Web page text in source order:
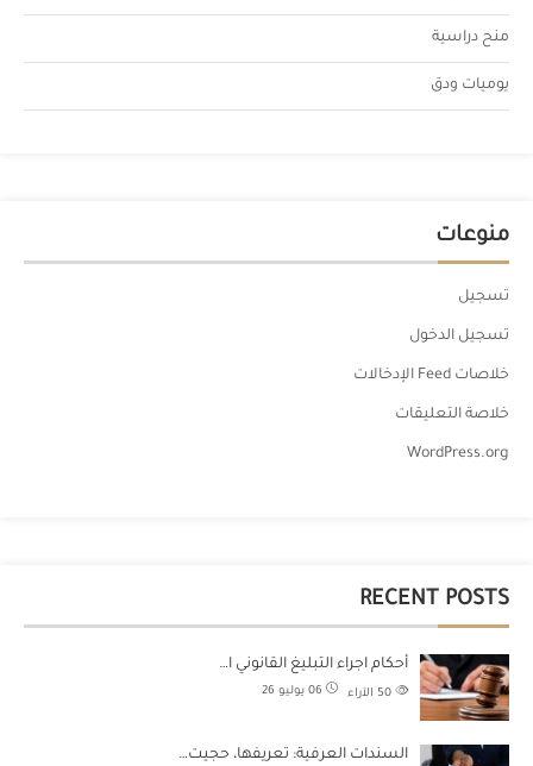
منح دراسية
يوميات ودق
منوعات
تسجيل
تسجيل الدخول
خلاصات Feed الإدخالات
خلاصة التعليقات
WordPress.org
RECENT POSTS
أحكام اجراء التبليغ القانوني ا…
06 يوليو 26 الآراء
السندات العرفية: تعريفها، حجيت…